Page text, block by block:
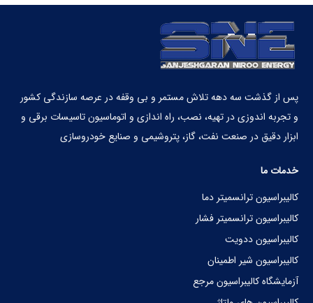
پس از گذشت سه دهه تلاش مستمر و بی‏ وقفه در عرصه سازندگی کشور
و تجربه اندوزی در تهیه، نصب، راه اندازی و اتوماسیون تاسیسات برقی و
ابزار دقیق در صنعت نفت، گاز، پتروشیمی و صنایع خودروسازی
خدمات ما
کالیبراسیون ترانسمیتر دما
کالیبراسیون ترانسمیتر فشار
کالیبراسیون ددویت
کالیبراسیون شیر اطمینان
آزمایشگاه کالیبراسیون مرجع